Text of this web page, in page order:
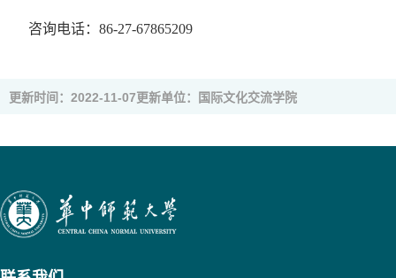
咨询电话：86-27-67865209
更新时间：2022-11-07更新单位：国际文化交流学院